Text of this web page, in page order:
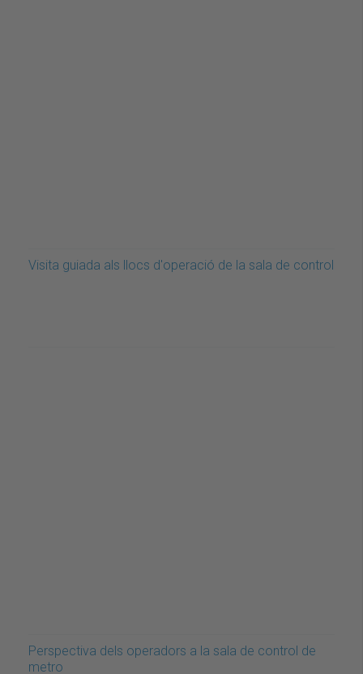
Visita guiada als llocs d'operació de la sala de control
Perspectiva dels operadors a la sala de control de
metro